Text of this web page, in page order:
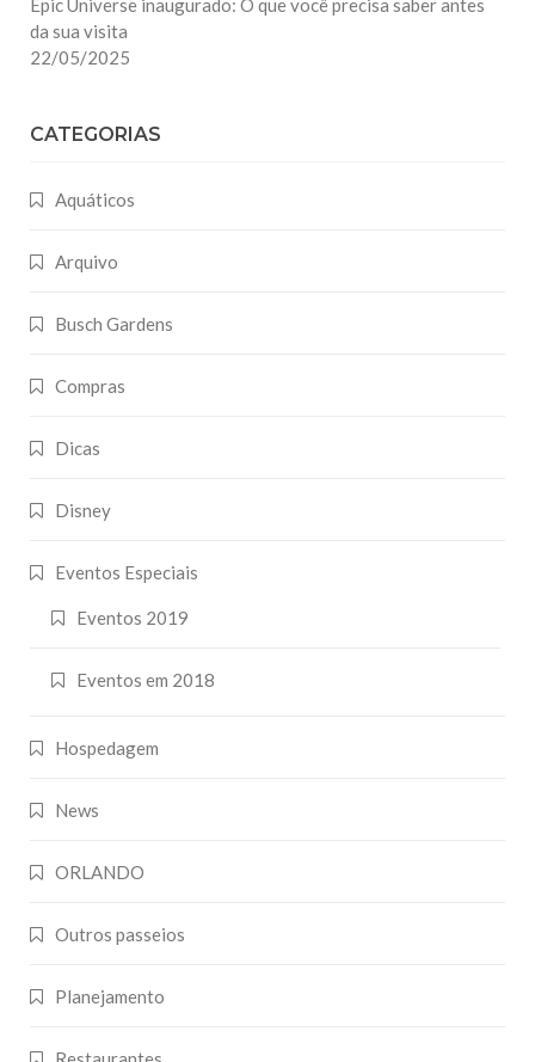
Epic Universe inaugurado: O que você precisa saber antes
da sua visita
22/05/2025
CATEGORIAS
Aquáticos
Arquivo
Busch Gardens
Compras
Dicas
Disney
Eventos Especiais
Eventos 2019
Eventos em 2018
Hospedagem
News
ORLANDO
Outros passeios
Planejamento